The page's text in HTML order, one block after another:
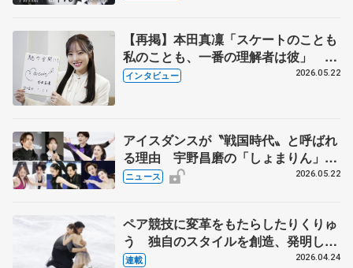
【再掲】本田真凜「スケートのことも
私のことも、一番の理解者は彼」 引
退時の単独インタビューで語った競技
インタビュー 2026.05.22
アイスダンスが〝戦国時代〟と呼ばれ
る理由 宇野昌磨の「しょまりん」ら
実力者が相次いで参戦 国内の競争激
ニュース 2026.05.22
ペア競技に変革をもたらしたりくりゅ
う 独自のスタイルを創造、発明した
【引退発表後②】
連載 2026.04.24